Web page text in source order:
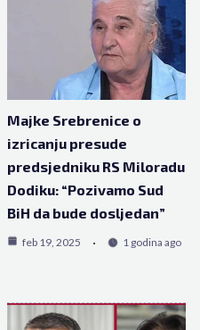
Majke Srebrenice o
izricanju presude
predsjedniku RS Miloradu
Dodiku: “Pozivamo Sud
BiH da bude dosljedan”
feb 19, 2025 1 godina ago